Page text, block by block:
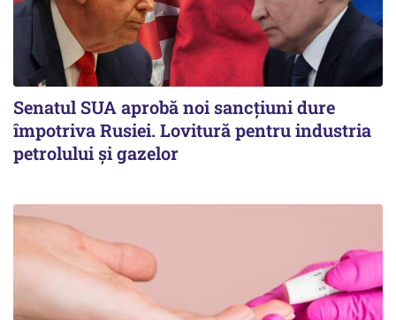
Senatul SUA aprobă noi sancțiuni dure
împotriva Rusiei. Lovitură pentru industria
petrolului și gazelor